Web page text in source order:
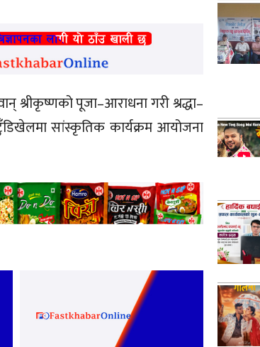
श्रीकृष्णको पूजा–आराधना गरी श्रद्धा–
सांस्कृतिक कार्यक्रम आयोजना